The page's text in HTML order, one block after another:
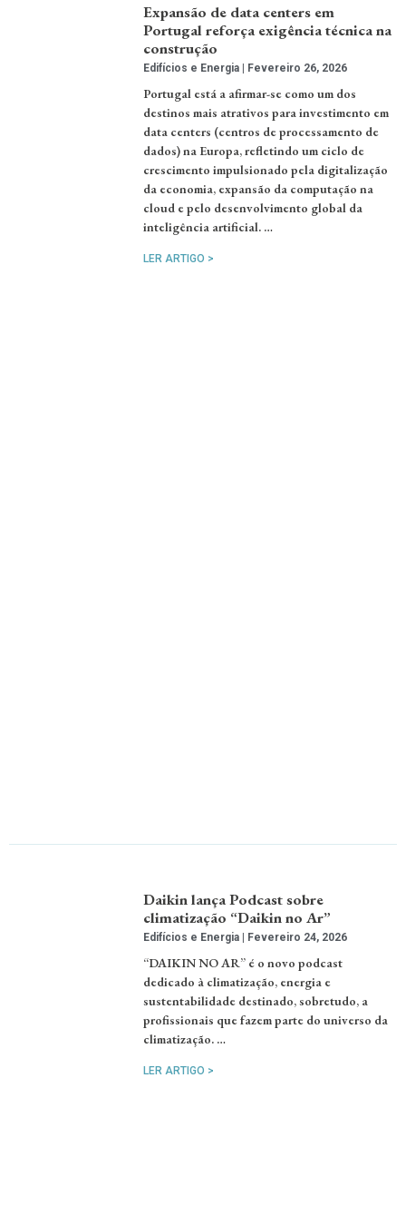
Expansão de data centers em
Portugal reforça exigência técnica na
construção
Edifícios e Energia Fevereiro 26, 2026
Portugal está a afirmar-se como um dos
destinos mais atrativos para investimento em
data centers (centros de processamento de
dados) na Europa, refletindo um ciclo de
crescimento impulsionado pela digitalização
da economia, expansão da computação na
cloud e pelo desenvolvimento global da
inteligência artificial. …
LER ARTIGO >
Daikin lança Podcast sobre
climatização “Daikin no Ar”
Edifícios e Energia Fevereiro 24, 2026
“DAIKIN NO AR” é o novo podcast
dedicado à climatização, energia e
sustentabilidade destinado, sobretudo, a
profissionais que fazem parte do universo da
climatização. …
LER ARTIGO >